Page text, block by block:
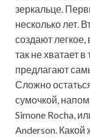
зеркальце.
несколько лет.
создают
так не хватает
предлагают
Сложно
сумочкой,
Simone Rocha,
Anderson.